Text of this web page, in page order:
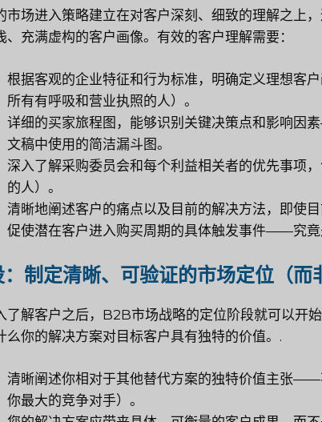
市场进入策略建立在对客户深刻、细致的理解之上
、充满虚构的客户画像。有效的客户理解需要：
根据客观的企业特征和行为标准，明确定义理想客
所有有呼吸和营业执照的人）。
详细的买家旅程图，能够识别关键决策点和影响因
文稿中使用的简洁漏斗图。
深入了解采购委员会和每个利益相关者的优先事项
的人）。
清晰地阐述客户的痛点以及目前的解决方法，即使
促使潜在客户进入购买周期的具体触发事件——究
制定清晰、可验证的市场定位（而
了解客户之后，B2B市场战略的定位阶段就可以开
么你的解决方案对目标客户具有独特的价值。.
清晰阐述你相对于其他替代方案的独特价值主张
你最大的竞争对手）。